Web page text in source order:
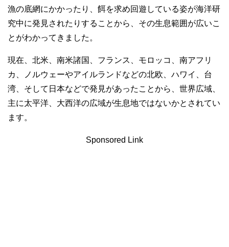
漁の底網にかかったり、餌を求め回遊している姿が海洋研
究中に発見されたりすることから、その生息範囲が広いこ
とがわかってきました。
現在、北米、南米諸国、フランス、モロッコ、南アフリ
カ、ノルウェーやアイルランドなどの北欧、ハワイ、台
湾、そして日本などで発見があったことから、世界広域、
主に太平洋、大西洋の広域が生息地ではないかとされてい
ます。
Sponsored Link